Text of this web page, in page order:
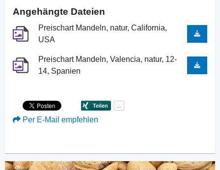
Angehängte Dateien
Preischart Mandeln, natur, California,
USA
Preischart Mandeln, Valencia, natur, 12-
14, Spanien
Per E-Mail empfehlen